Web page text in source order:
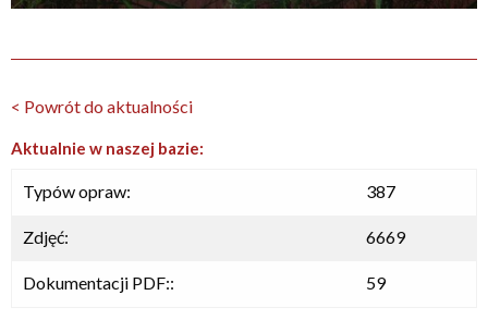
< Powrót do aktualności
Aktualnie w naszej bazie:
Typów opraw: 387
Zdjęć: 6669
Dokumentacji PDF:: 59